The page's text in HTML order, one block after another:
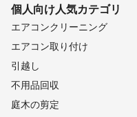
個人向け人気カテゴリ
エアコンクリーニング
エアコン取り付け
引越し
不用品回収
庭木の剪定